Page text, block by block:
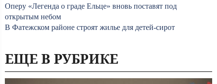
Оперу «Легенда о граде Ельце» вновь поставят под
открытым небом
В Фатежском районе строят жилье для детей-сирот
ЕЩЕ В РУБРИКЕ